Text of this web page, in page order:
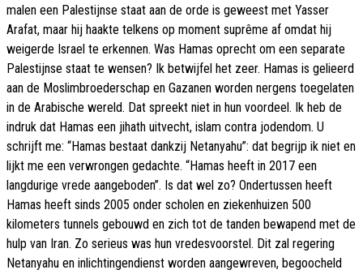
malen een Palestijnse staat aan de orde is geweest met Yasser
Arafat, maar hij haakte telkens op moment suprême af omdat hij
weigerde Israel te erkennen. Was Hamas oprecht om een separate
Palestijnse staat te wensen? Ik betwijfel het zeer. Hamas is gelieerd
aan de Moslimbroederschap en Gazanen worden nergens toegelaten
in de Arabische wereld. Dat spreekt niet in hun voordeel. Ik heb de
indruk dat Hamas een jihath uitvecht, islam contra jodendom. U
schrijft me: “Hamas bestaat dankzij Netanyahu”: dat begrijp ik niet en
lijkt me een verwrongen gedachte. “Hamas heeft in 2017 een
langdurige vrede aangeboden”. Is dat wel zo? Ondertussen heeft
Hamas heeft sinds 2005 onder scholen en ziekenhuizen 500
kilometers tunnels gebouwd en zich tot de tanden bewapend met de
hulp van Iran. Zo serieus was hun vredesvoorstel. Dit zal regering
Netanyahu en inlichtingendienst worden aangewreven, begoocheld